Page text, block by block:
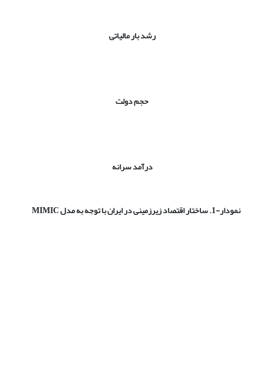
رشد بار مالیاتی
حجم دولت
درآمد سرانه
نمودار-1. ساختار اقتصاد زیرزمینی در ایران با توجه به مدل MIMIC